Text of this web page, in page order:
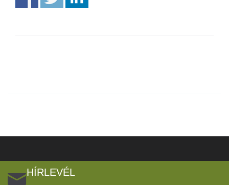
HÍRLEVÉL